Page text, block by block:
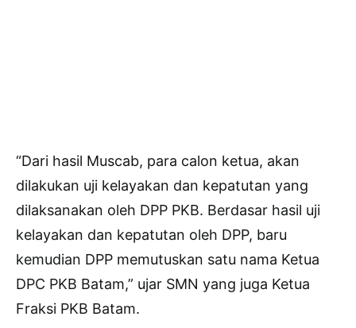
“Dari hasil Muscab, para calon ketua, akan
dilakukan uji kelayakan dan kepatutan yang
dilaksanakan oleh DPP PKB. Berdasar hasil uji
kelayakan dan kepatutan oleh DPP, baru
kemudian DPP memutuskan satu nama Ketua
DPC PKB Batam,” ujar SMN yang juga Ketua
Fraksi PKB Batam.